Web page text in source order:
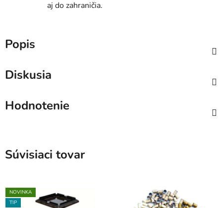
aj do zahraničia.
Popis
Diskusia
Hodnotenie
Súvisiaci tovar
NOVINKA
TIP